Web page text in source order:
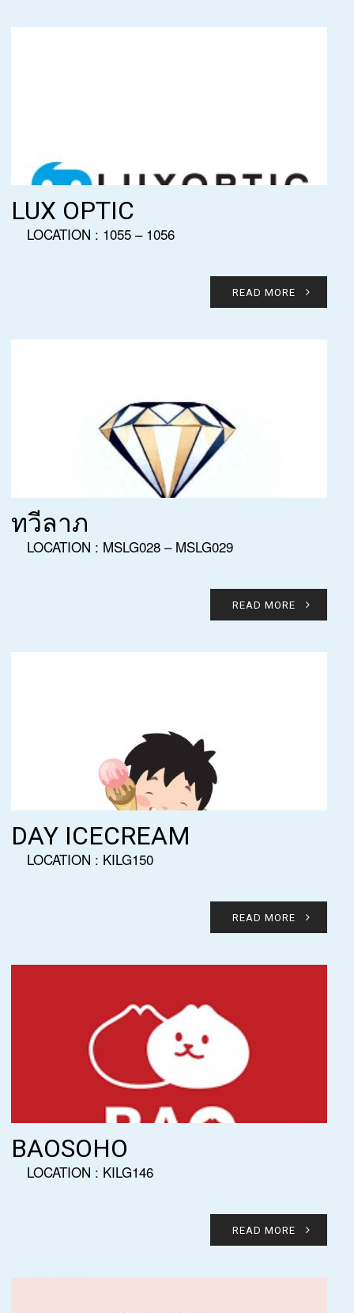
LUX OPTIC
LOCATION : 1055 – 1056
READ MORE
ทวีลาภ
LOCATION : MSLG028 – MSLG029
READ MORE
DAY ICECREAM
LOCATION : KILG150
READ MORE
BAOSOHO
LOCATION : KILG146
READ MORE